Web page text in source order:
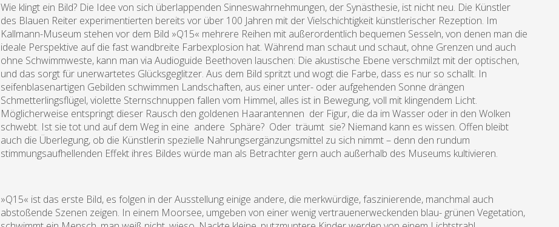
Wie klingt ein Bild? Die Idee von sich überlappenden Sinneswahrnehmungen, der Synästhesie, ist nicht neu. Die Künstler
des Blauen Reiter experimentierten bereits vor über 100 Jahren mit der Vielschichtigkeit künstlerischer Rezeption. Im
Kallmann-Museum stehen vor dem Bild »Q15« mehrere Reihen mit außerordentlich bequemen Sesseln, von denen man die
ideale Perspektive auf die fast wandbreite Farbexplosion hat. Während man schaut und schaut, ohne Grenzen und auch
ohne Schwimmweste, kann man via Audioguide Beethoven lauschen: Die akustische Ebene verschmilzt mit der optischen,
und das sorgt für unerwartetes Glücksgeglitzer. Aus dem Bild spritzt und wogt die Farbe, dass es nur so schallt. In
seifenblasenartigen Gebilden schwimmen Landschaften, aus einer unter- oder aufgehenden Sonne drängen
Schmetterlingsflügel, violette Sternschnuppen fallen vom Himmel, alles ist in Bewegung, voll mit klingendem Licht.
Möglicherweise entspringt dieser Rausch den goldenen Haarantennen der Figur, die da im Wasser oder in den Wolken
schwebt. Ist sie tot und auf dem Weg in eine andere Sphäre? Oder träumt sie? Niemand kann es wissen. Offen bleibt
auch die Überlegung, ob die Künstlerin spezielle Nahrungsergänzungsmittel zu sich nimmt – denn den rundum
stimmungsaufhellenden Effekt ihres Bildes würde man als Betrachter gern auch außerhalb des Museums kultivieren.
»Q15« ist das erste Bild, es folgen in der Ausstellung einige andere, die merkwürdige, faszinierende, manchmal auch
abstoßende Szenen zeigen. In einem Moorsee, umgeben von einer wenig vertrauenerweckenden blau- grünen Vegetation,